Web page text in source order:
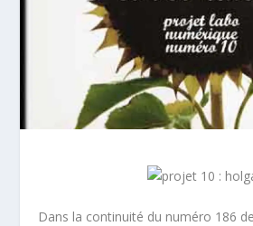
Dans la continuité du numéro 186